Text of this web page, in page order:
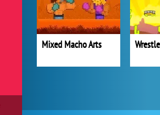
Mixed Macho Arts